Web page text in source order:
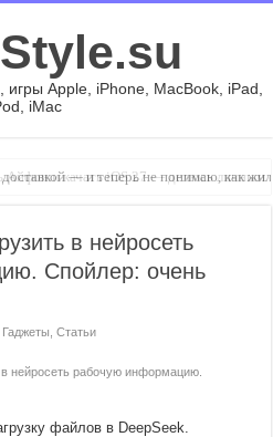
игры Apple, iPhone, MacBook, iPad,
iMac
доставкой — и теперь не понимаю, как
Айфон и качать iOS 27 — делюсь личным
в нейросеть
Спойлер: очень
Гаджеты ,Статьи
в нейросеть рабочую информацию.
файлов в DeepSeek.